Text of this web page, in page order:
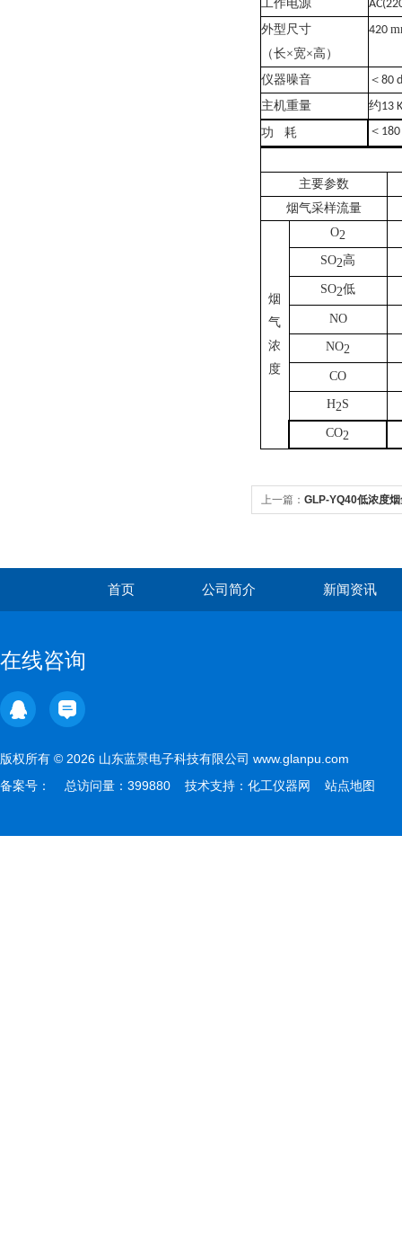
工作电源
外型尺寸
（长×宽×高 ）
420
仪器噪音 ＜ 80
主机重量
约13
功
耗 ＜
主要参数
烟气采样流量
烟
气
浓
度
O2
SO2高
SO2低
NO
NO2
CO
H2S
CO2
上一篇： GLP-YQ40低浓度
首页 公司简介 新闻资讯
在线咨询
版权所有 © 2026 山东蓝景电子科技有限公司 www.glanpu.com
备案号：
总访问量：399880 技术支持： 化工仪器网 站点地图